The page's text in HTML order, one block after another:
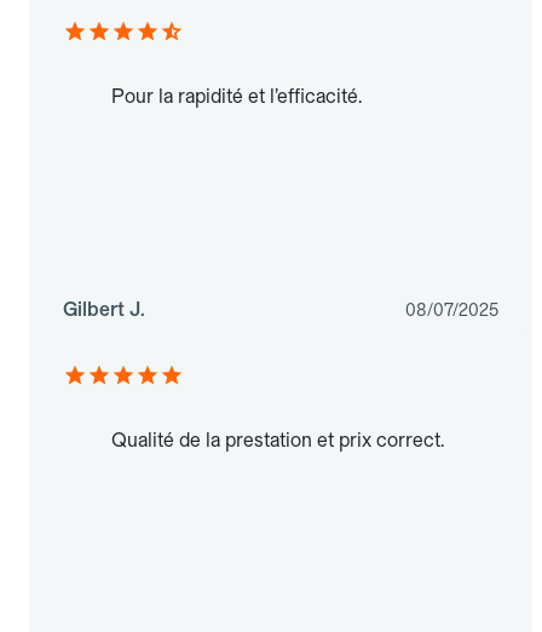
Pour la rapidité et l’efficacité.
Gilbert J. 08/07/2025
Qualité de la prestation et prix correct.